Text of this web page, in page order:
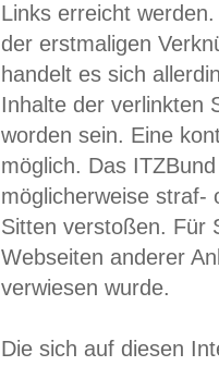
Links erreicht
der erstmaligen
handelt es sich
Inhalte der verlinkten
worden sein. Eine
möglich. Das
möglicherweise straf-
Sitten verstoßen. Für
Webseiten anderer
verwiesen wurde.
Die sich auf diesen